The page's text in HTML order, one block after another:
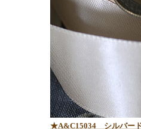
★A&C15034 シルバー